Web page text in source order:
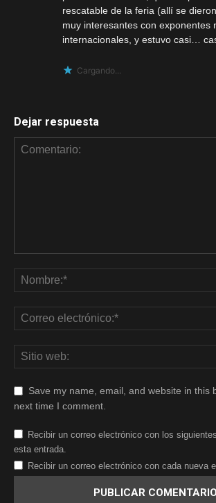
rescatable de la feria (allí se
muy interesantes con exponentes
internacionales, y estuvo casi…
Cargando...
Dejar respuesta
Save my name, email, and website in this
next time I comment.
Recibir un correo electrónico con los
esta entrada.
Recibir un correo electrónico con cada nueva